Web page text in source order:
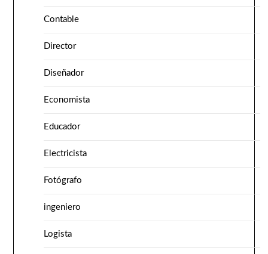
Contable
Director
Diseñador
Economista
Educador
Electricista
Fotógrafo
ingeniero
Logista